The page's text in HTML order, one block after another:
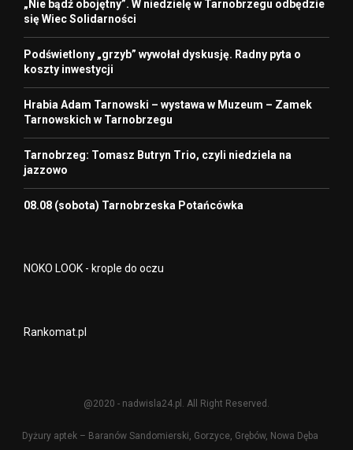
„Nie bądź obojętny”. W niedzielę w Tarnobrzegu odbędzie
się Wiec Solidarności
Podświetlony „grzyb” wywołał dyskusję. Radny pyta o
koszty inwestycji
Hrabia Adam Tarnowski – wystawa w Muzeum – Zamek
Tarnowskich w Tarnobrzegu
Tarnobrzeg: Tomasz Butryn Trio, czyli niedziela na
jazzowo
08.08 (sobota) Tarnobrzeska Potańcówka
NOKO LOOK - krople do oczu
Rankomat.pl
@2020 - nadwisla24.pl. All Right Reserved.
Dyżury aptek – Baranów Sandomierski, Gorzyce, Grębów, Nowa Dęba